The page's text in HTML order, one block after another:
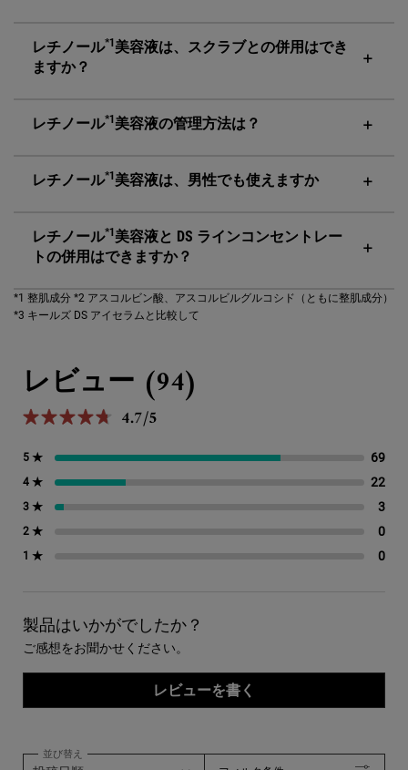
レチノール*1美容液は、スクラブとの併用はでき
ますか？
レチノール*1美容液の管理方法は？
レチノール*1美容液は、男性でも使えますか
レチノール*1美容液と DS ラインコンセントレー
トの併用はできますか？
*1 整肌成分 *2 アスコルビン酸、アスコルビルグルコシド（ともに整肌成分）
*3 キールズ DS アイセラムと比較して
レビュー (94)
5星中4.7。 4.7/5
5 ★ 69
4 ★ 22
3 ★ 3
2 ★ 0
1 ★ 0
製品はいかがでしたか？
ご感想をお聞かせください。
レビューを書く
並び替え